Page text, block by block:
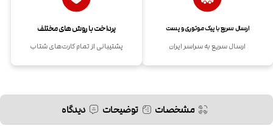
ارسال سریع با پیک موتوری و پست
ارسال سریع به سراسر ایران
پرداخت با روش های مختلف
پشتیبانی از تمام کارت‌های شتاب
مشخصات توضیحات دیدگاه